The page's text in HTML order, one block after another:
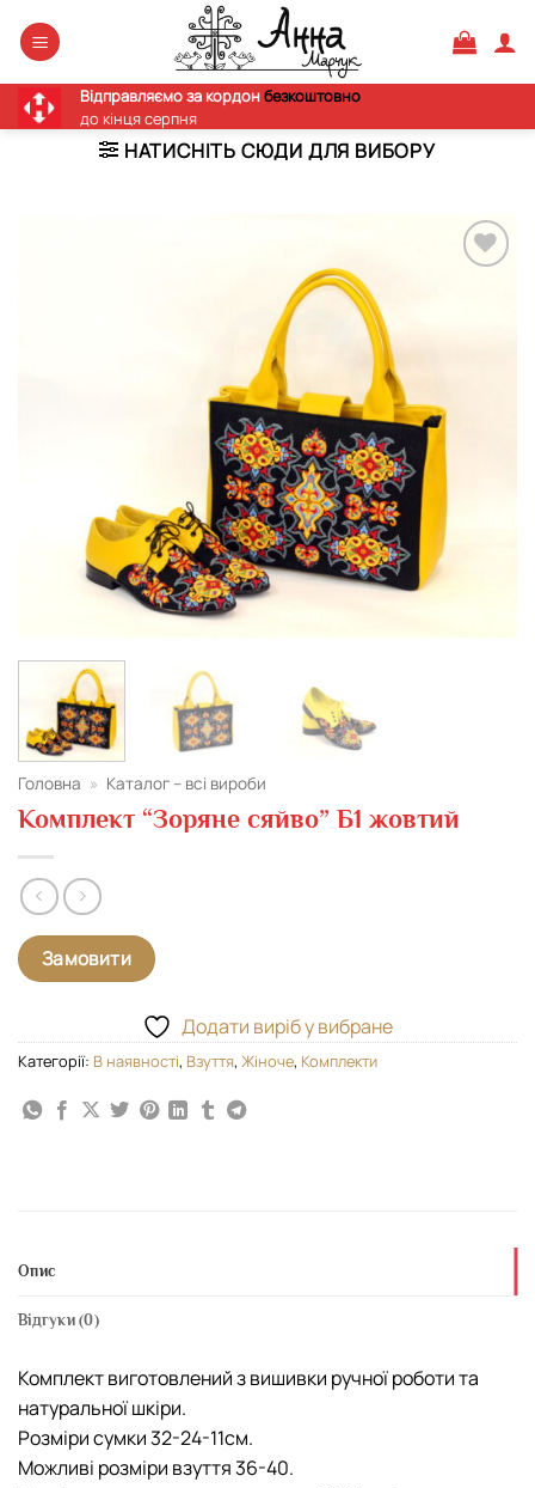
Відправляємо за кордонбезкоштовно
до кінця серпня
НАТИСНІТЬ СЮДИ ДЛЯ ВИБОРУ
Головна » Каталог – всі вироби
Комплект “Зоряне сяйво” Б1 жовтий
Замовити
Додати виріб у вибране
Категорії: В наявності, Взуття, Жіноче, Комплекти
Опис
Відгуки (0)
Комплект виготовлений з вишивки ручної роботи та
натуральної шкіри.
Розміри сумки 32-24-11см.
Можливі розміри взуття 36-40.